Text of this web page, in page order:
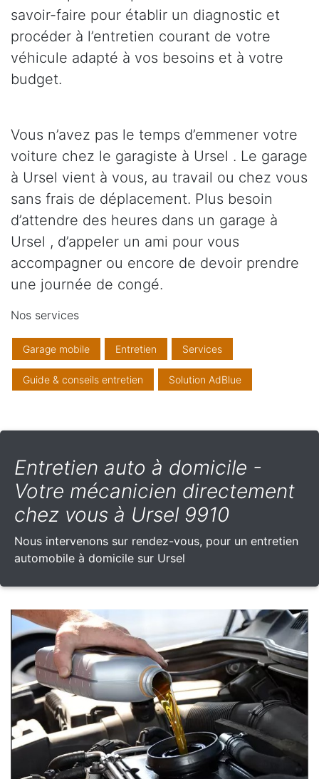
savoir-faire pour établir un diagnostic et
procéder à l’entretien courant de votre
véhicule adapté à vos besoins et à votre
budget.
Vous n’avez pas le temps d’emmener votre
voiture chez le garagiste à Ursel . Le garage
à Ursel vient à vous, au travail ou chez vous
sans frais de déplacement. Plus besoin
d’attendre des heures dans un garage à
Ursel , d’appeler un ami pour vous
accompagner ou encore de devoir prendre
une journée de congé.
Nos services
Garage mobile Entretien Services
Guide & conseils entretien Solution AdBlue
Entretien auto à domicile -
Votre mécanicien directement
chez vous à Ursel 9910
Nous intervenons sur rendez-vous, pour un entretien
automobile à domicile sur Ursel